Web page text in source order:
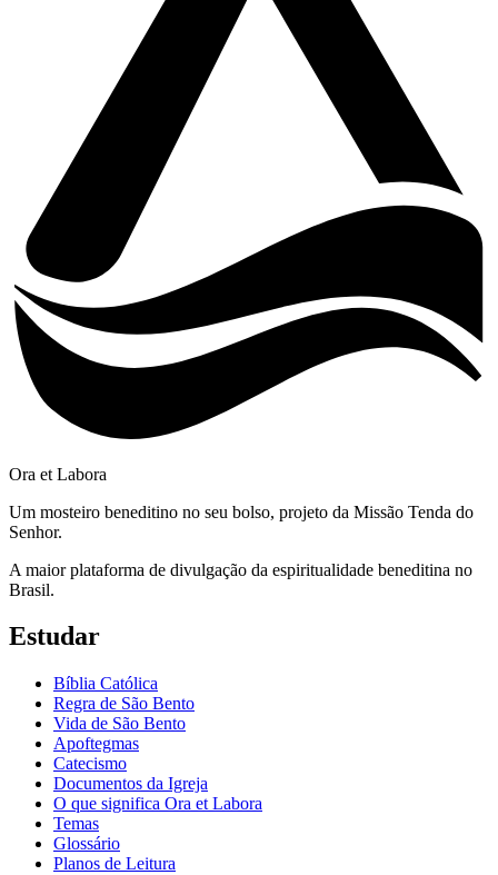
Ora et Labora
Um mosteiro beneditino no seu bolso, projeto da Missão Tenda do
Senhor.
A maior plataforma de divulgação da espiritualidade beneditina no
Brasil.
Estudar
Bíblia Católica
Regra de São Bento
Vida de São Bento
Apoftegmas
Catecismo
Documentos da Igreja
O que significa Ora et Labora
Temas
Glossário
Planos de Leitura